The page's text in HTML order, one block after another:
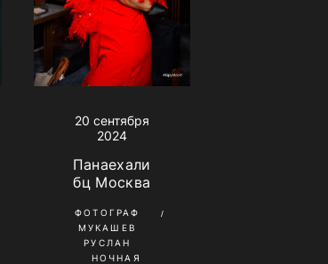
20 сентября
2024
Панаехали
бц Москва
ФОТОГРАФ
МУКАШЕВ
РУСЛАН
НОЧНАЯ